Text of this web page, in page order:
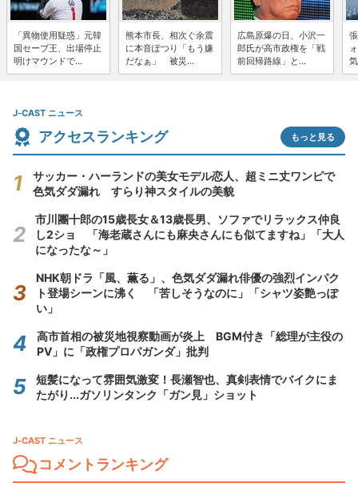
「異物使用疑惑」元韓
国セーブ王、出場停止
明けマウンドで...
熊本市長、相次ぐ余震
に本音ぽつり「もう嫌
だなぁ」 被災...
広島原爆の日、小沢一
郎氏が高市政権を「戦
前回帰路線」と...
J-CAST ニュース
アクセスランキング もっと見る
サッカー・ハーランドの美女モデル恋人、超ミニ丈ワンピで
色気ダダ漏れ すらり神スタイルの美貌
市川團十郎の15歳長女＆13歳長男、ソファでリラックス仲良
し2ショ 「海老蔵さんにも麻央さんにも似てますね」「大人
になったな～」
NHK朝ドラ「風、薫る」、色気ダダ漏れ俳優の強烈インパク
ト登場シーンに沸く 「苦しそうなのに」「シャツ姿艶っぽ
い」
高市首相の被災地視察動画が炎上 BGM付き「総理が主役の
PV」に「政権プロパガンダ」批判
短髪になって雰囲気激変！長瀬智也、真剣表情でバイクにま
たがり...ガソリンタンク「ガン見」ショット
J-CAST ニュース
コメントランキング